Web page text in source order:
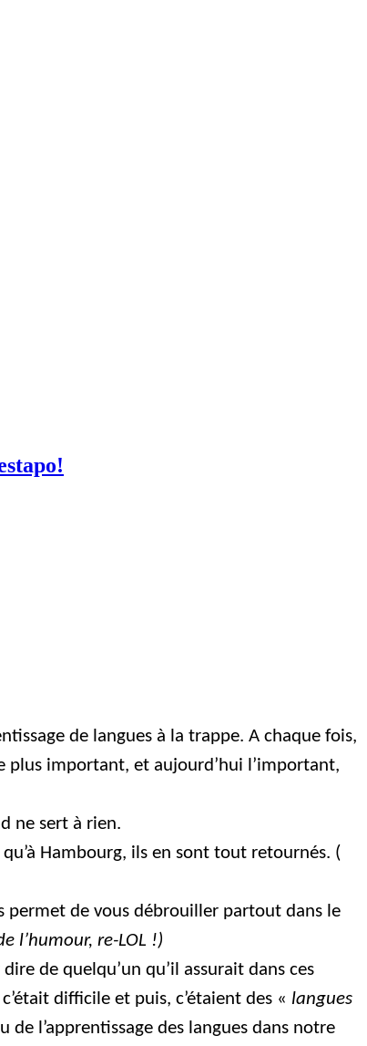
de langues à la trappe. A chaque fois,
plus important, et aujourd’hui l’important,
ne sert à rien.
Hambourg, ils en sont tout retournés. (
permet de vous débrouiller partout dans le
l’humour, re-LOL !)
de quelqu’un qu’il assurait dans ces
difficile et puis, c’étaient des « langues
l’apprentissage des langues dans notre